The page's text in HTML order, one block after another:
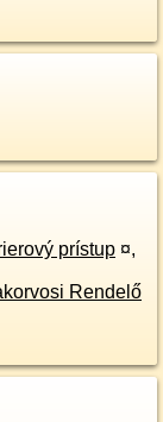
prístup ¤,
Rendelő